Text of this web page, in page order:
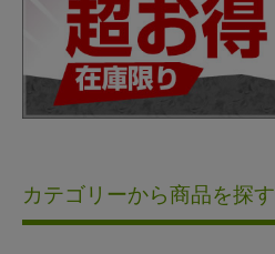
カテゴリーから商品を探す